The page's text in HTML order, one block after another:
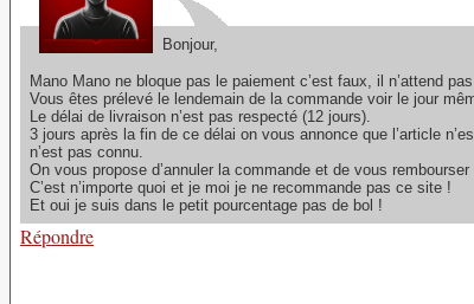
Bonjour,
Mano Mano ne bloque pas le paiement c’est faux, il n’attend
Vous êtes prélevé le lendemain de la commande voir le jour
Le délai de livraison n’est pas respecté (12 jours).
3 jours après la fin de ce délai on vous annonce que l’article
n’est pas connu.
On vous propose d’annuler la commande et de vous
C’est n’importe quoi et je moi je ne recommande pas ce site !
Et oui je suis dans le petit pourcentage pas de bol !
Répondre